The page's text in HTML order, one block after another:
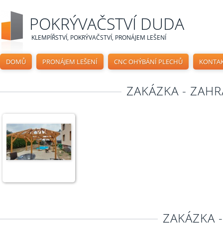
POKRÝVAČSTVÍ DUDA
KLEMPÍŘSTVÍ, POKRÝVAČSTVÍ, PRONÁJEM LEŠENÍ
DOMŮ PRONÁJEM LEŠENÍ CNC OHÝBÁNÍ PLECHŮ
ZAKÁZKA -
ZAKÁZKA